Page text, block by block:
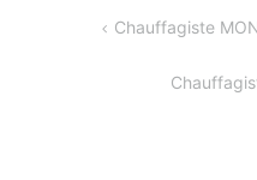
Navigation
Chauffagiste